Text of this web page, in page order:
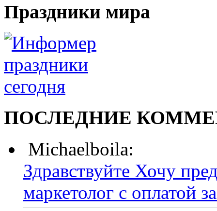
Праздники мира
ПОСЛЕДНИЕ
Michaelboila:
Здравствуйте Хочу
маркетолог с оплатой